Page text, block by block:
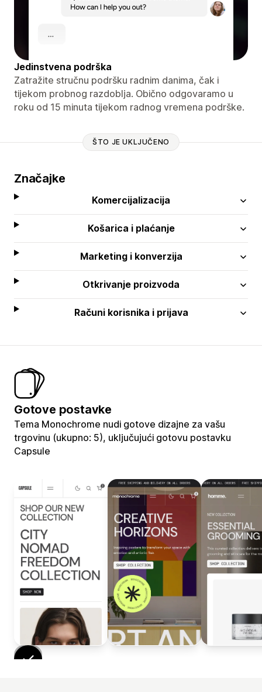
Jedinstvena podrška
Zatražite stručnu podršku radnim danima, čak i
tijekom probnog razdoblja. Obično odgovaramo u
roku od 15 minuta tijekom radnog vremena podrške.
ŠTO JE UKLJUČENO
Značajke
Komercijalizacija
Košarica i plaćanje
Marketing i konverzija
Otkrivanje proizvoda
Računi korisnika i prijava
Gotove postavke
Tema Monochrome nudi gotove dizajne za vašu
trgovinu (ukupno: 5), uključujući gotovu postavku
Capsule